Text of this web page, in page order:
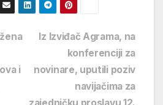
Iz Izviđač Agrama, na
konferenciji za
novinare, uputili poziv
navijačima za
i